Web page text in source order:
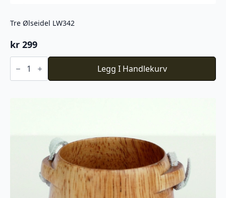
Tre Ølseidel LW342
kr 299
Tre
Ølseidel
antall
Legg I Handlekurv